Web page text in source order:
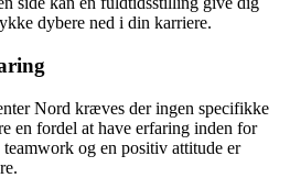
dybere ned i din karriere.
Nord kræves der ingen specifikke
en fordel at have erfaring inden for
og en positiv attitude er